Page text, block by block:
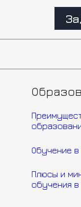
Обучение
Плюсы и
обучения